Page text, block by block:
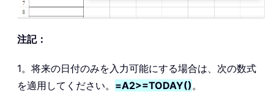
注記：
1。将来の日付のみを入力可能にする場合は、次の数式
を適用してください。 =A2>=TODAY()。